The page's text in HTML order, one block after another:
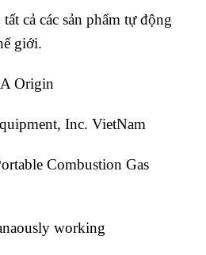
cả các sản phẩm tự động
giới.
Origin
Inc. VietNam
Combustion Gas
working